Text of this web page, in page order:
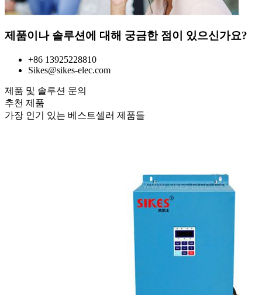
제품이나 솔루션에 대해 궁금한 점이 있으신가요?
+86 13925228810
Sikes@sikes-elec.com
제품 및 솔루션 문의
추천 제품
가장 인기 있는 베스트셀러 제품들